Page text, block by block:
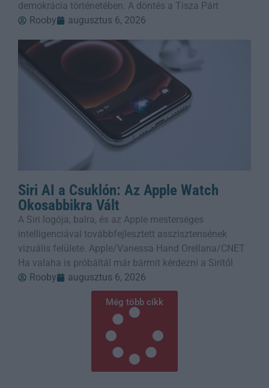
demokrácia történetében. A döntés a Tisza Párt
Rooby
augusztus 6, 2026
Siri AI a Csuklón: Az Apple Watch
Okosabbikra Vált
A Siri logója, balra, és az Apple mesterséges
intelligenciával továbbfejlesztett asszisztensének
vizuális felülete. Apple/Vanessa Hand Orellana/CNET
Ha valaha is próbáltál már bármit kérdezni a Siritől
Rooby
augusztus 6, 2026
Még több cikk